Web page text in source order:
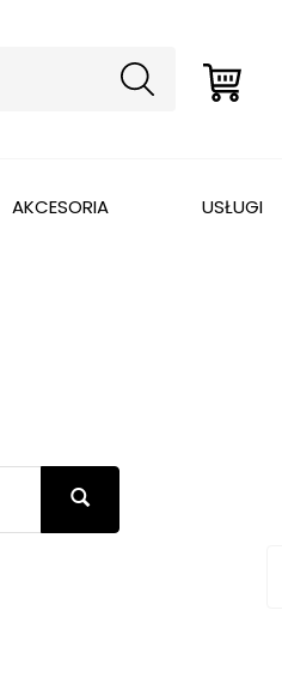
AKCESORIA USŁUGI